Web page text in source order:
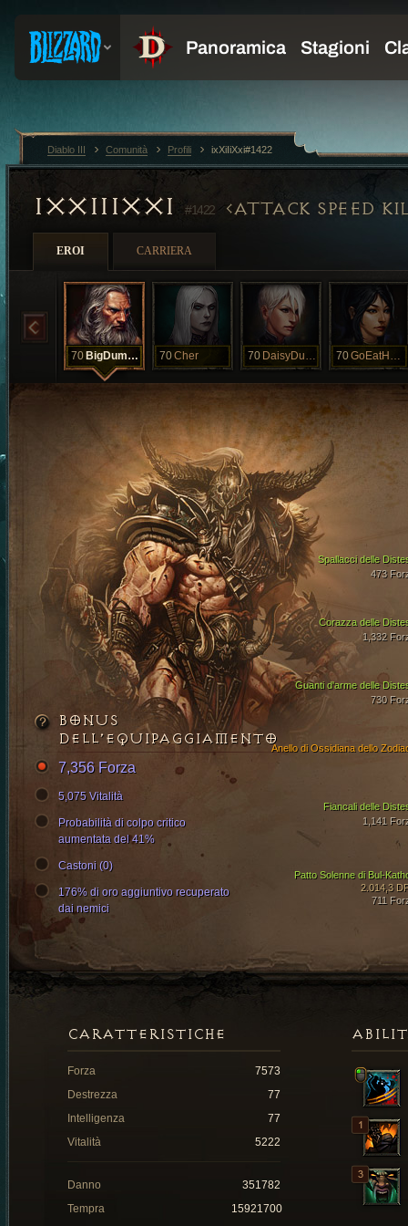
IXXIIIXXI #1422 ATTACK SPEED
EROI CARRIERA
70 BigDumbThug 70Cher 70 DaisyDukesUp 70 GoEatHotDogs
Corazza delle
1,332
Guanti d'arme delle
730
Spallacci delle
473
Fiancali delle
1,141
Patto Solenne di Bul-
2.014,3
711
Anello di Ossidiana dello
BONUS
DELL’EQUIPAGGIAMENTO
7,356 Forza
5,075 Vitalità
Probabilità di colpo critico
aumentata del 41%
Castoni (0)
176% di oro aggiuntivo recuperato
dai nemici
CARATTERISTICHE
Forza
7573
Destrezza
77
Intelligenza
77
Vitalità
5222
Danno
351782
Tempra
15921700
Diablo III Comunità Profili ixXiIiXxi#1422